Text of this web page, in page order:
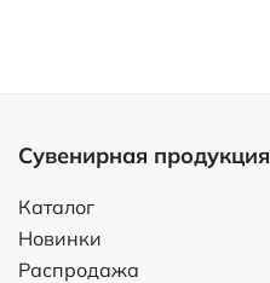
Сувенирная продукция
Каталог
Новинки
Распродажа